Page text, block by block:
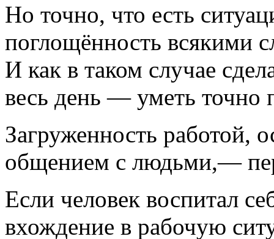
Но точно, что есть
поглощённость всякими
И как в таком случае
весь день — уметь точно
Загруженность работой,
общением с людьми,—
Если человек воспитал
вхождение в рабочую